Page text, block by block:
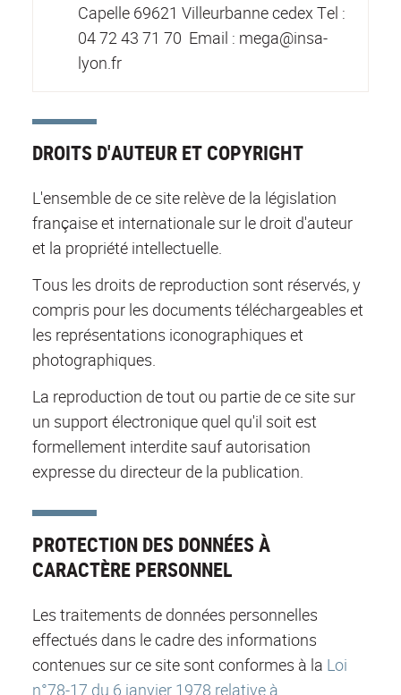
Capelle 69621 Villeurbanne cedex Tel :
04 72 43 71 70 Email : mega@insa-
lyon.fr
DROITS D'AUTEUR ET COPYRIGHT
L'ensemble de ce site relève de la législation
française et internationale sur le droit d'auteur
et la propriété intellectuelle.
Tous les droits de reproduction sont réservés, y
compris pour les documents téléchargeables et
les représentations iconographiques et
photographiques.
La reproduction de tout ou partie de ce site sur
un support électronique quel qu'il soit est
formellement interdite sauf autorisation
expresse du directeur de la publication.
PROTECTION DES DONNÉES À
CARACTÈRE PERSONNEL
Les traitements de données personnelles
effectués dans le cadre des informations
contenues sur ce site sont conformes à la Loi
n°78-17 du 6 janvier 1978 relative à